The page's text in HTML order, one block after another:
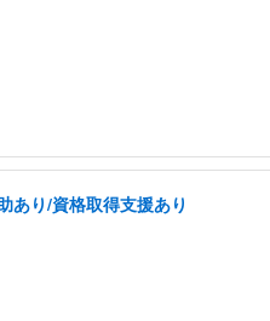
あり/資格取得支援あり